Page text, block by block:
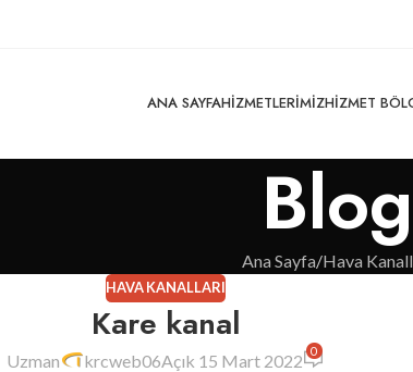
ANA SAYFAHIZMETLERIMIZHIZMET
Blog
Ana Sayfa Hava
HAVA KANALLARI
Kare kanal
Uzman krcweb06Açık 15 Mart 2022 0